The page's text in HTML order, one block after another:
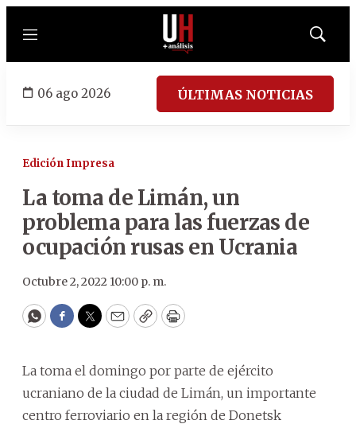
Menú
Mostrar
06 ago 2026 ÚLTIMAS NOTICIAS
Edición Impresa
La toma de Limán, un
problema para las fuerzas de
ocupación rusas en Ucrania
Octubre 2, 2022 10:00 p. m.
WhatsApp
Facebook
Twitter
EmailCopyPrint
La toma el domingo por parte de ejército
ucraniano de la ciudad de Limán, un importante
centro ferroviario en la región de Donetsk